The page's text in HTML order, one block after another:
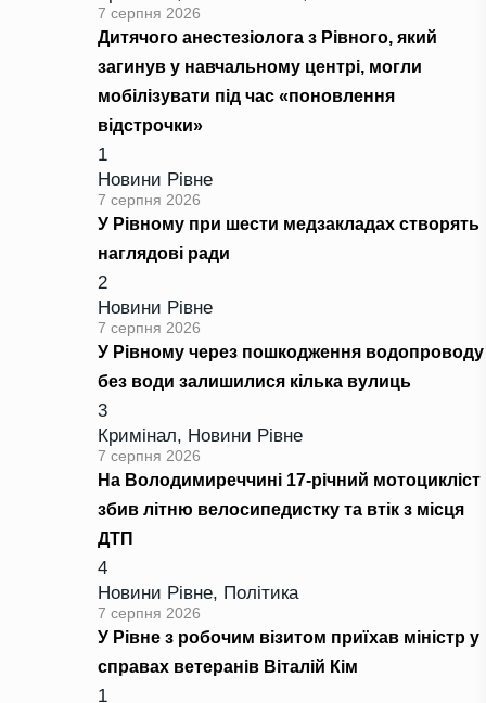
7 серпня 2026
Дитячого анестезіолога з Рівного, який
загинув у навчальному центрі, могли
мобілізувати під час «поновлення
відстрочки»
1
Новини Рівне
7 серпня 2026
У Рівному при шести медзакладах створять
наглядові ради
2
Новини Рівне
7 серпня 2026
У Рівному через пошкодження водопроводу
без води залишилися кілька вулиць
3
Кримінал, Новини Рівне
7 серпня 2026
На Володимиреччині 17-річний мотоцикліст
збив літню велосипедистку та втік з місця
ДТП
4
Новини Рівне, Політика
7 серпня 2026
У Рівне з робочим візитом приїхав міністр у
справах ветеранів Віталій Кім
1